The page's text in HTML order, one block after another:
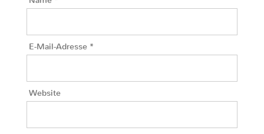
E-Mail-Adresse *
Website